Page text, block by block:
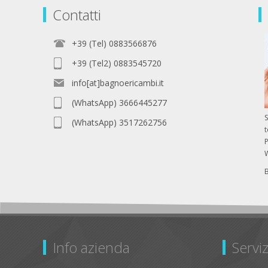
Contatti
+39 (Tel) 0883566876
+39 (Tel2) 0883545720
info[at]bagnoericambi.it
(WhatsApp) 3666445277
(WhatsApp) 3517262756
Info azienda